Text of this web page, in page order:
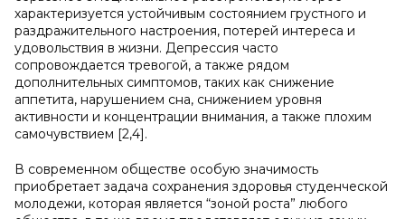
характеризуется устойчивым состоянием грустного и
раздражительного настроения, потерей интереса и
удовольствия в жизни. Депрессия часто
сопровождается тревогой, а также рядом
дополнительных симптомов, таких как снижение
аппетита, нарушением сна, снижением уровня
активности и концентрации внимания, а также плохим
самочувствием [2,4].
В современном обществе особую значимость
приобретает задача сохранения здоровья студенческой
молодежи, которая является “зоной роста” любого